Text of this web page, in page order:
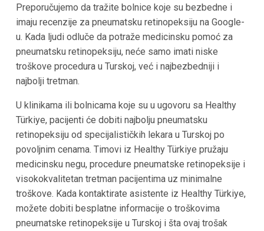
Preporučujemo da tražite bolnice koje su bezbedne i
imaju recenzije za pneumatsku retinopeksiju na Google-
u. Kada ljudi odluče da potraže medicinsku pomoć za
pneumatsku retinopeksiju, neće samo imati niske
troškove procedura u Turskoj, već i najbezbedniji i
najbolji tretman.
U klinikama ili bolnicama koje su u ugovoru sa Healthy
Türkiye, pacijenti će dobiti najbolju pneumatsku
retinopeksiju od specijalističkih lekara u Turskoj po
povoljnim cenama. Timovi iz Healthy Türkiye pružaju
medicinsku negu, procedure pneumatske retinopeksije i
visokokvalitetan tretman pacijentima uz minimalne
troškove. Kada kontaktirate asistente iz Healthy Türkiye,
možete dobiti besplatne informacije o troškovima
pneumatske retinopeksije u Turskoj i šta ovaj trošak